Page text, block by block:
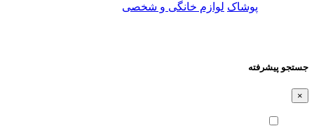
پوشاک لوازم خانگی و شخصی
جستجو پیشرفته
×